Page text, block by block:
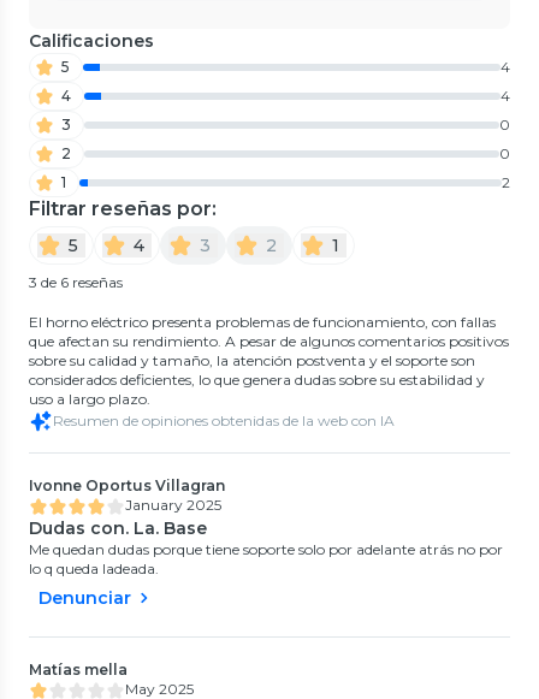
Calificaciones
5
4
4
4
3
0
2
0
1
2
Filtrar reseñas por:
5 4 3 2 1
3 de 6 reseñas
El horno eléctrico presenta problemas de funcionamiento, con fallas
que afectan su rendimiento. A pesar de algunos comentarios positivos
sobre su calidad y tamaño, la atención postventa y el soporte son
considerados deficientes, lo que genera dudas sobre su estabilidad y
uso a largo plazo.
Resumen de opiniones obtenidas de la web con IA
Ivonne Oportus Villagran
January 2025
Dudas con. La. Base
Me quedan dudas porque tiene soporte solo por adelante atrás no por
lo q queda ladeada.
Denunciar
Matías mella
May 2025